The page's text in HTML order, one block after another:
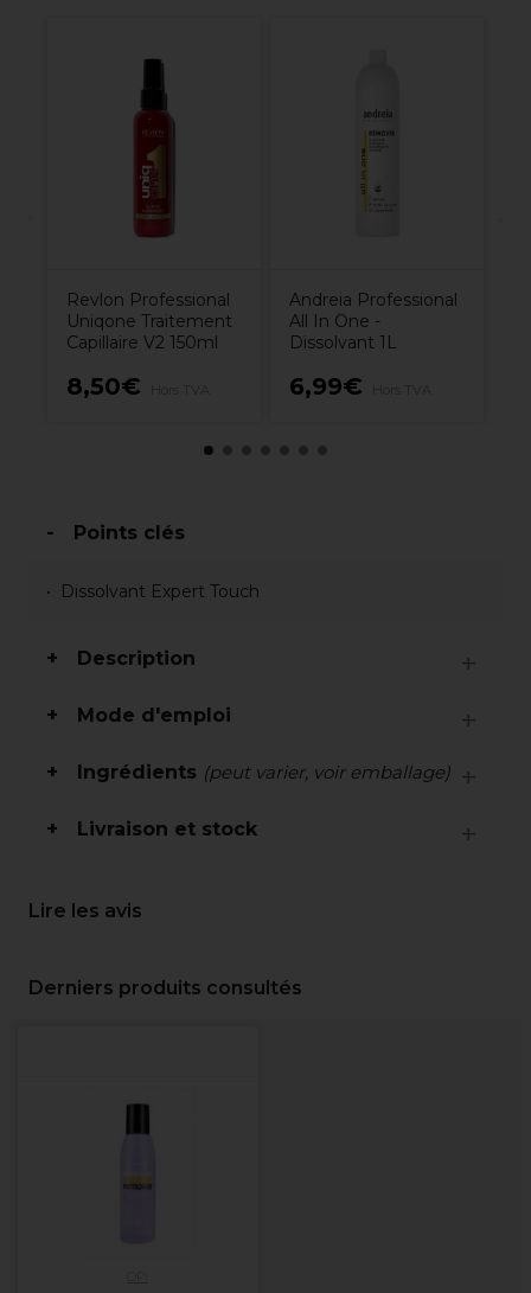
Revlon Professional
Uniqone Traitement
Capillaire V2 150ml
8,50€
Andreia Professional
All In One -
Dissolvant 1L
6,99€
Points clés
Dissolvant Expert Touch
Description
Mode d'emploi
Ingrédients (peut varier, voir emballage)
Livraison et stock
Lire les avis
Derniers produits consultés